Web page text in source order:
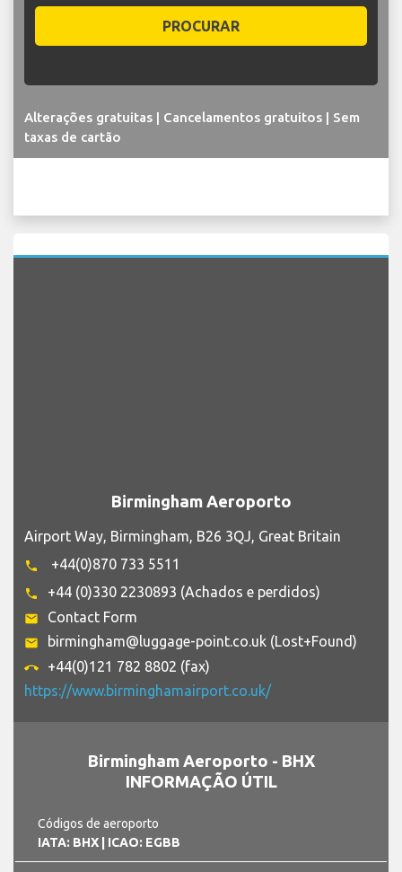
PROCURAR
Alterações gratuitas | Cancelamentos gratuitos | Sem
taxas de cartão
Birmingham Aeroporto
Airport Way, Birmingham, B26 3QJ, Great Britain
phone +44(0)870 733 5511
phone +44 (0)330 2230893 (Achados e perdidos)
email Contact Form
email birmingham@luggage-point.co.uk (Lost+Found)
call_end
+44(0)121 782 8802 (fax)
https://www.birminghamairport.co.uk/
Birmingham Aeroporto - BHX
INFORMAÇÃO ÚTIL
Códigos de aeroporto
IATA: BHX
| ICAO: EGBB